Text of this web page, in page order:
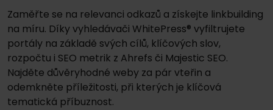
Zaměřte se na relevanci odkazů a získejte linkbuilding
na míru. Díky vyhledávači WhitePress® vyfiltrujete
portály na základě svých cílů, klíčových slov,
rozpočtu i SEO metrik z Ahrefs či Majestic SEO.
Najděte důvěryhodné weby za pár vteřin a
odemkněte příležitosti, při kterých je klíčová
tematická příbuznost.